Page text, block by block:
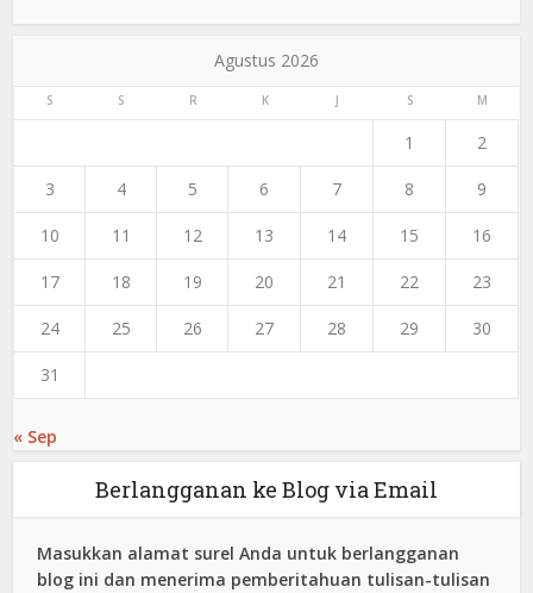
Agustus 2026
S S R K J S M
1 2
3 4 5 6 7 8 9
10 11 12 13 14 15 16
17 18 19 20 21 22 23
24 25 26 27 28 29 30
31
« Sep
Berlangganan ke Blog via Email
Masukkan alamat surel Anda untuk berlangganan
blog ini dan menerima pemberitahuan tulisan-tulisan